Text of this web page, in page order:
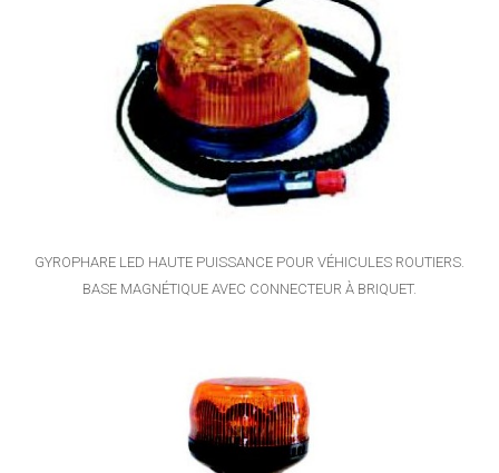
GYROPHARE LED HAUTE PUISSANCE POUR VÉHICULES ROUTIERS.
BASE MAGNÉTIQUE AVEC CONNECTEUR À BRIQUET.